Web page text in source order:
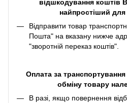
відшкодування коштів
найпростіший для
Відправити товар
Пошта" на вказану нижче
"зворотній переказ коштів".
Оплата за
обміну товару
В разі, якщо повернення